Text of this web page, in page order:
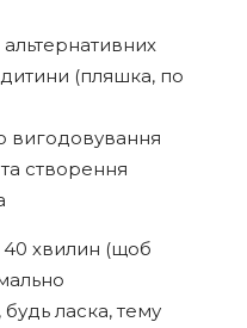
(пляшка, по
вигодовування
створення
40 хвилин (щоб
ласка, тему